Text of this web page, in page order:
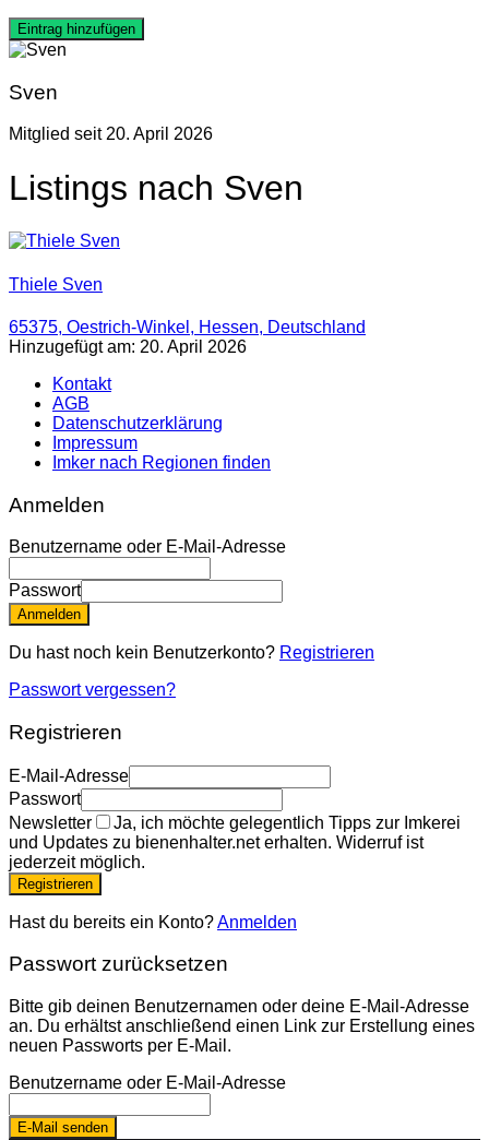
Eintrag hinzufügen
Sven
Mitglied seit 20. April 2026
Listings nach Sven
Thiele Sven
65375, Oestrich-Winkel, Hessen, Deutschland
Hinzugefügt am: 20. April 2026
Kontakt
AGB
Datenschutzerklärung
Impressum
Imker nach Regionen finden
Anmelden
Benutzername oder E-Mail-Adresse
Passwort
Anmelden
Du hast noch kein Benutzerkonto? Registrieren
Passwort vergessen?
Registrieren
E-Mail-Adresse
Passwort
Newsletter
Ja, ich möchte gelegentlich Tipps zur Imkerei
und Updates zu bienenhalter.net erhalten. Widerruf ist
jederzeit möglich.
Registrieren
Hast du bereits ein Konto?Anmelden
Passwort zurücksetzen
Bitte gib deinen Benutzernamen oder deine E-Mail-Adresse
an. Du erhältst anschließend einen Link zur Erstellung eines
neuen Passworts per E-Mail.
Benutzername oder E-Mail-Adresse
E-Mail senden